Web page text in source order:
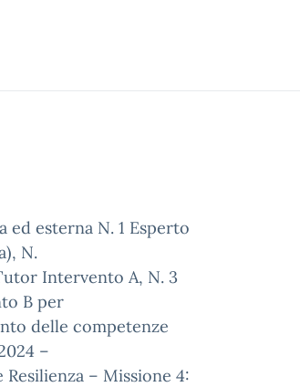
esterna N. 1 Esperto
N.
Intervento A, N. 3
B per
delle competenze
–
– Missione 4: